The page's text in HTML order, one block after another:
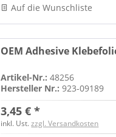
Auf die Wunschliste
OEM Adhesive
Artikel-Nr.:48256
Hersteller Nr.:923-09189
3,45 € *
inkl. Ust.zzgl. Versandkosten